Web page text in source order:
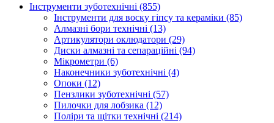
Інструменти зуботехнічні (855)
Інструменти для воску гіпсу та кераміки (85)
Алмазні бори технічні (13)
Артикулятори оклюдатори (29)
Диски алмазні та сепараційні (94)
Мікрометри (6)
Наконечники зуботехнічні (4)
Опоки (12)
Пензлики зуботехнічні (57)
Пилочки для лобзика (12)
Поліри та щітки технічні (214)